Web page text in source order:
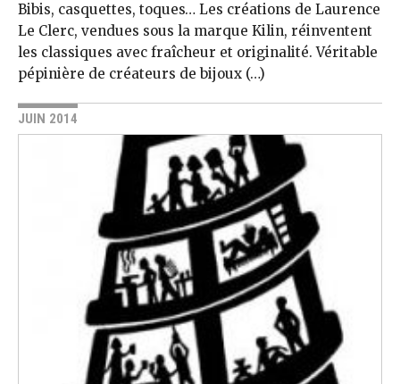
Bibis, casquettes, toques… Les créations de Laurence
Le Clerc, vendues sous la marque Kilin, réinventent
les classiques avec fraîcheur et originalité. Véritable
pépinière de créateurs de bijoux (…)
JUIN 2014